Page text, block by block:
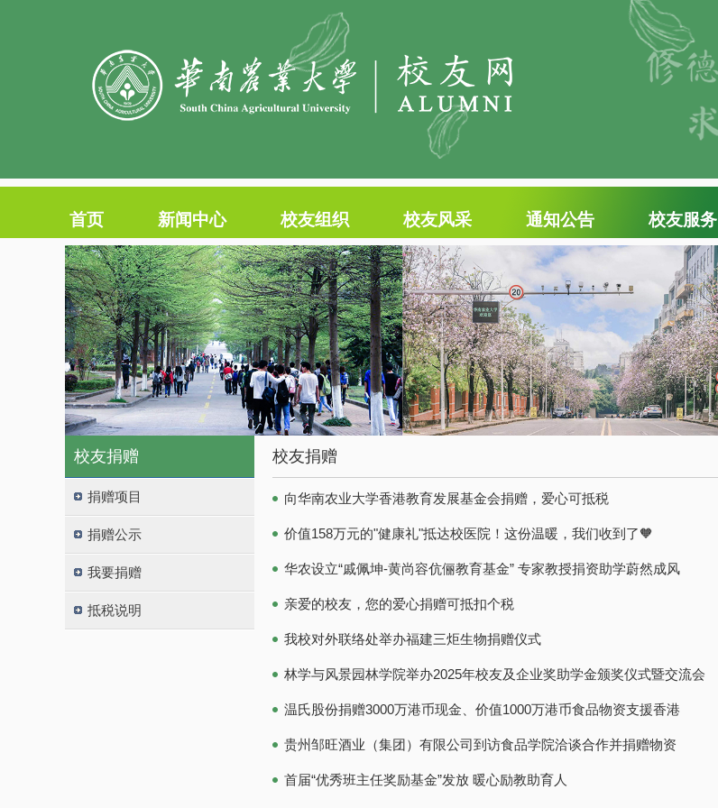
首页 新闻中心 校友组织 校友风采 通知公告 校友服务
校友捐赠
捐赠项目
捐赠公示
我要捐赠
抵税说明
校友捐赠
向华南农业大学香港教育发展基金会捐赠，爱心可抵税
价值158万元的"健康礼"抵达校医院！这份温暖，我们收到了🧡
华农设立“戚佩坤-黄尚容伉俪教育基金” 专家教授捐资助学蔚然成风
亲爱的校友，您的爱心捐赠可抵扣个税
我校对外联络处举办福建三炬生物捐赠仪式
林学与风景园林学院举办2025年校友及企业奖助学金颁奖仪式暨交流会
温氏股份捐赠3000万港币现金、价值1000万港币食品物资支援香港
贵州邹旺酒业（集团）有限公司到访食品学院洽谈合作并捐赠物资
首届“优秀班主任奖励基金”发放 暖心励教助育人